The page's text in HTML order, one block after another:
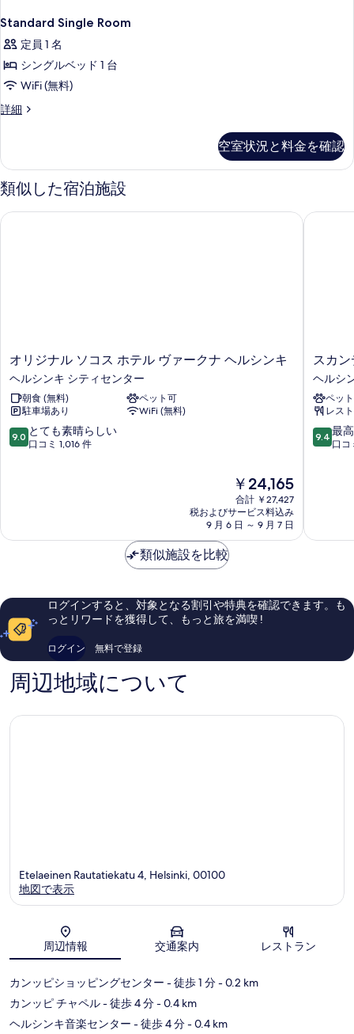
Standard Single Room
定員 1 名
シングルベッド 1 台
WiFi (無料)
詳細
Standard
詳
細
空室状況と料金を確認
類似した宿泊施設
オ
ジ
ナ
ル
ソ
コ
ー
ル
ン
キ
ル
シ
キ
シ
オリジナル ソコス ホテル ヴァークナ ヘルシンキ
ヘルシンキ シティセンター
朝食 (無料)
ペット可
駐車場あり
WiFi (無料)
10
段
素
い、
口
コ
ミ
1,016
件
件
口
コ
9.0 とても素晴らしい
口コミ 1,016 件
現
在
の
料
金
￥24,165
合計 ￥27,427
税およびサービス料込み
9 月 6 日 ～ 9 月 7 日
オリジナル ソコス ホテル ヴァークナ ヘルシンキ
ス
ン
デ
ィ
ッ
ク
ト
ル
シ
キ
スカ
ヘルシ
ペッ
レス
10
段
素
い、
口
口
9.4 最
口コ
スカン
類似施設を比較
ログインすると、対象となる割引や特典を確認できます。も
っとリワードを獲得して、もっと旅を満喫 !
ログイン 無料で登録
周辺地域について
地図
Etelaeinen Rautatiekatu 4, Helsinki, 00100
地図で表示
周辺情報 交通案内 レストラン
カンッピショッピングセンター - 徒歩 1 分- 0.2 km
カンッピ チャペル- 徒歩 4 分- 0.4 km
ヘルシンキ音楽センター - 徒歩 4 分- 0.4 km